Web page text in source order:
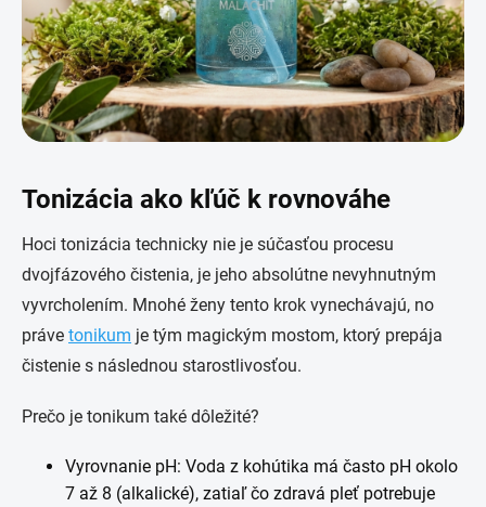
Tonizácia ako kľúč k rovnováhe
Hoci tonizácia technicky nie je súčasťou procesu
dvojfázového čistenia, je jeho absolútne nevyhnutným
vyvrcholením. Mnohé ženy tento krok vynechávajú, no
práve tonikum je tým magickým mostom, ktorý prepája
čistenie s následnou starostlivosťou.
Prečo je tonikum také dôležité?
Vyrovnanie pH: Voda z kohútika má často pH okolo
7 až 8 (alkalické), zatiaľ čo zdravá pleť potrebuje